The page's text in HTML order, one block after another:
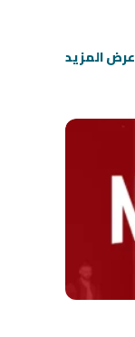
عرض المزيد